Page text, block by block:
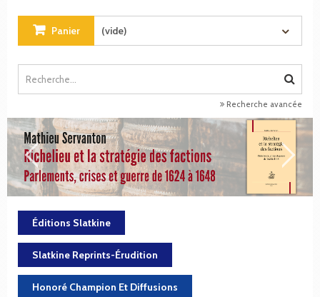
Panier (vide)
Recherche avancée
Éditions Slatkine
Slatkine Reprints-Érudition
Honoré Champion Et Diffusions